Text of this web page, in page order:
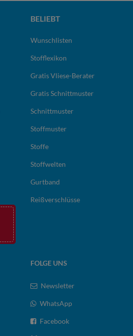
BELIEBT
Wunschlisten
Stofflexikon
Gratis Vliese-Berater
Gratis Schnittmuster
Schnittmuster
Stoffmuster
Stoffe
Stoffwelten
Gurtband
Reißverschlüsse
FOLGE UNS
Newsletter
WhatsApp
Facebook